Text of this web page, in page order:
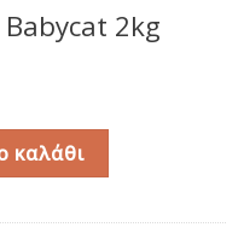
2kg
ποσότητα
καλάθι